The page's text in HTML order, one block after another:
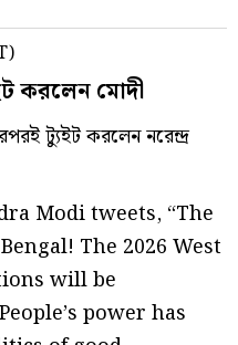
করলেন মোদী
ট্যুইট করলেন নরেন্দ্র
Modi tweets, “The
The 2026 West
will be
power has